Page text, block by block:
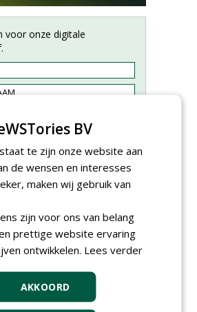
voor onze digitale
Allround
(fulltime) bij DSV zaden
Nederland B.V.
06-08-2026, Ven Zelderheide
BV
te zijn onze website aan
de wensen en interesses
maken wij gebruik van
zijn voor ons van belang
prettige website ervaring
ontwikkelen. Lees verder
AKKOORD